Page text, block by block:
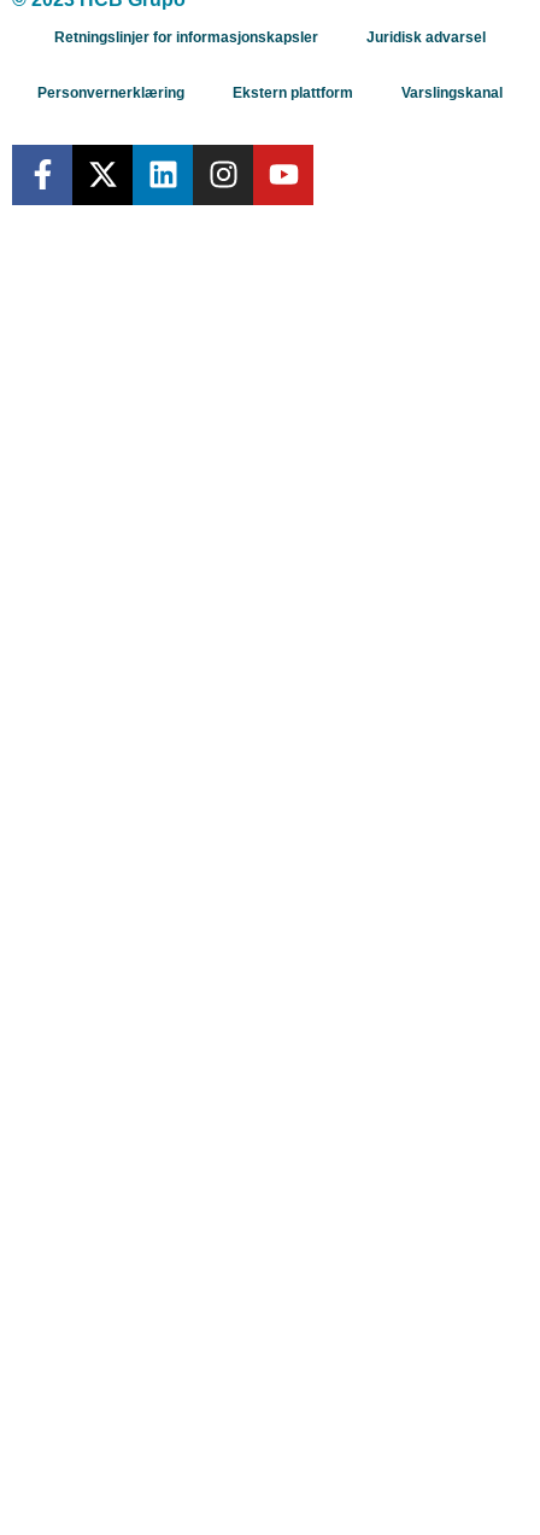
Retningslinjer for informasjonskapsler Juridisk advarsel
Personvernerklæring Ekstern plattform Varslingskanal